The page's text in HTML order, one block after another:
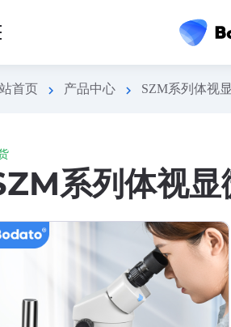
首页 chevron_right 产品中心 chevron_right SZM系列体视
系列体视显